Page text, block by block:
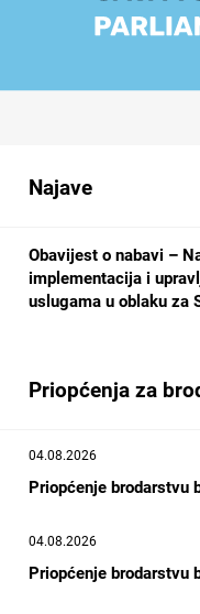
Najave
Obavijest o nabavi –
implementacija i
uslugama u oblaku za
Priopćenja za
04.08.2026
Priopćenje brodarstvu
04.08.2026
Priopćenje brodarstvu